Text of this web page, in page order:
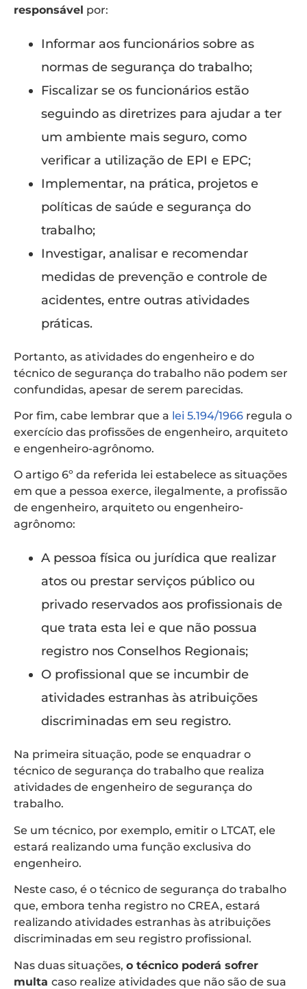
responsável por:
Informar aos funcionários sobre as
normas de segurança do trabalho;
Fiscalizar se os funcionários estão
seguindo as diretrizes para ajudar a ter
um ambiente mais seguro, como
verificar a utilização de EPI e EPC;
Implementar, na prática, projetos e
políticas de saúde e segurança do
trabalho;
Investigar, analisar e recomendar
medidas de prevenção e controle de
acidentes, entre outras atividades
práticas.
Portanto, as atividades do engenheiro e do
técnico de segurança do trabalho não podem ser
confundidas, apesar de serem parecidas.
Por fim, cabe lembrar que a lei 5.194/1966 regula o
exercício das profissões de engenheiro, arquiteto
e engenheiro-agrônomo.
O artigo 6º da referida lei estabelece as situações
em que a pessoa exerce, ilegalmente, a profissão
de engenheiro, arquiteto ou engenheiro-
agrônomo:
A pessoa física ou jurídica que realizar
atos ou prestar serviços público ou
privado reservados aos profissionais de
que trata esta lei e que não possua
registro nos Conselhos Regionais;
O profissional que se incumbir de
atividades estranhas às atribuições
discriminadas em seu registro.
Na primeira situação, pode se enquadrar o
técnico de segurança do trabalho que realiza
atividades de engenheiro de segurança do
trabalho.
Se um técnico, por exemplo, emitir o LTCAT, ele
estará realizando uma função exclusiva do
engenheiro.
Neste caso, é o técnico de segurança do trabalho
que, embora tenha registro no CREA, estará
realizando atividades estranhas às atribuições
discriminadas em seu registro profissional.
Nas duas situações, o técnico poderá sofrer
multa caso realize atividades que não são de sua